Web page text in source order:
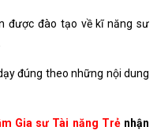
được đào tạo về kĩ năng sư
đúng theo những nội dung
Gia sư Tài năng Trẻnhận